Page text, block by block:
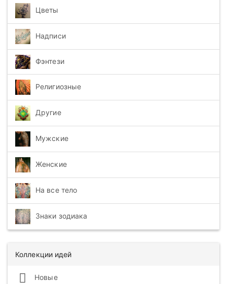
Цветы
Надписи
Фэнтези
Религиозные
Другие
Мужские
Женские
На все тело
Знаки зодиака
Коллекции идей
Новые